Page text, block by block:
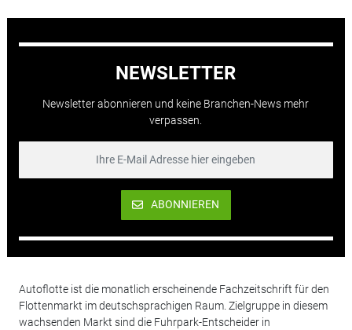
NEWSLETTER
Newsletter abonnieren und keine Branchen-News mehr
verpassen.
ABONNIEREN
Autoflotte ist die monatlich erscheinende Fachzeitschrift für den
Flottenmarkt im deutschsprachigen Raum. Zielgruppe in diesem
wachsenden Markt sind die Fuhrpark-Entscheider in